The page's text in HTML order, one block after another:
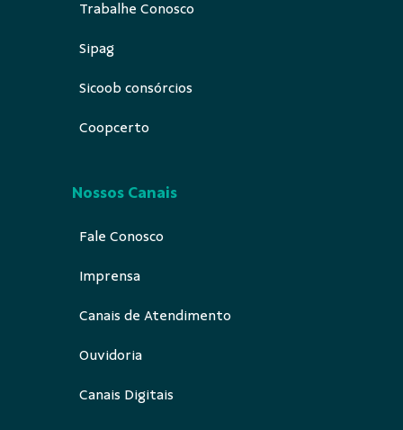
Trabalhe Conosco
Sipag
Sicoob consórcios
Coopcerto
Nossos Canais
Fale Conosco
Imprensa
Canais de Atendimento
Ouvidoria
Canais Digitais